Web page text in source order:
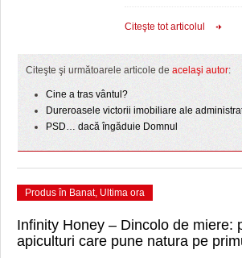
Citeşte tot articolul
Citeşte şi următoarele articole de acelaşi autor:
Cine a tras vântul?
Dureroasele victorii imobiliare ale
PSD… dacă îngăduie Domnul
Produs în Banat, Ultima ora
Infinity Honey – Dincolo de miere:
apiculturi care pune natura pe